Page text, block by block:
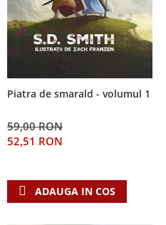
Piatra de smarald - volumul 1
59,00 RON
52,51 RON
ADAUGA IN COS